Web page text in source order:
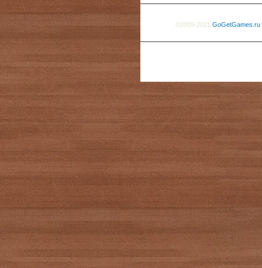
©2009-2021 GoGetGames.ru